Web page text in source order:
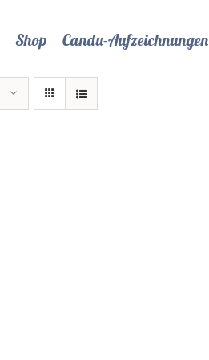
Shop Candu-Aufzeichnungen